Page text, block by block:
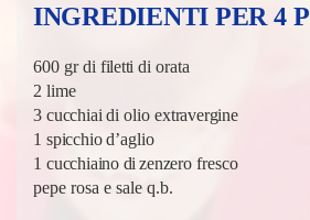
INGREDIENTI PER4
600 gr di filetti di orata
2 lime
3 cucchiaidi olioextravergine
1 spicchiod’aglio
1 cucchiaino dizenzero fresco
pepe rosa e sale q.b.